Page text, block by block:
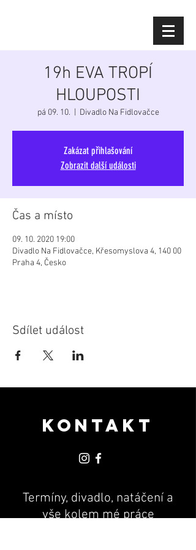
19h EVA TROPÍ
HLOUPOSTI
pá 09. 10. Divadlo Na Fidlovačce
Zakázat přihlašování
Zobrazit další události
Čas a místo
09. 10. 2020 19:00
Divadlo Na Fidlovačce, Křesomyslova 4, 140 00
Praha 4, Česko
Sdílet událost
KONTAKT
Termíny, divadlo, natáčení a
vše kolem mé práce